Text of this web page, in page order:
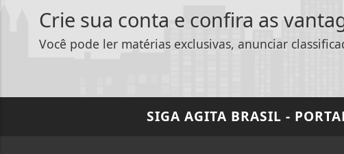
Crie sua conta e confira as
Você pode ler matérias exclusivas, anunciar
SIGA AGITA BRASIL -